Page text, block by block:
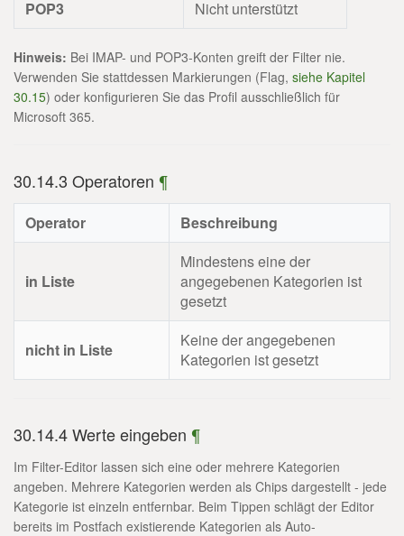
POP3
Nicht unterstützt
Hinweis: Bei IMAP- und POP3-Konten greift der Filter nie.
Verwenden Sie stattdessen Markierungen (Flag, siehe Kapitel
30.15) oder konfigurieren Sie das Profil ausschließlich für
Microsoft 365.
30.14.3 Operatoren ¶
Operator Beschreibung
in Liste
Mindestens eine der
angegebenen Kategorien ist
gesetzt
nicht in Liste
Keine der angegebenen
Kategorien ist gesetzt
30.14.4 Werte eingeben ¶
Im Filter-Editor lassen sich eine oder mehrere Kategorien
angeben. Mehrere Kategorien werden als Chips dargestellt - jede
Kategorie ist einzeln entfernbar. Beim Tippen schlägt der Editor
bereits im Postfach existierende Kategorien als Auto-